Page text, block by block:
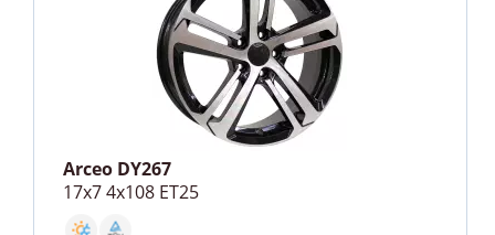
Arceo DY267
17x7 4x108 ET25